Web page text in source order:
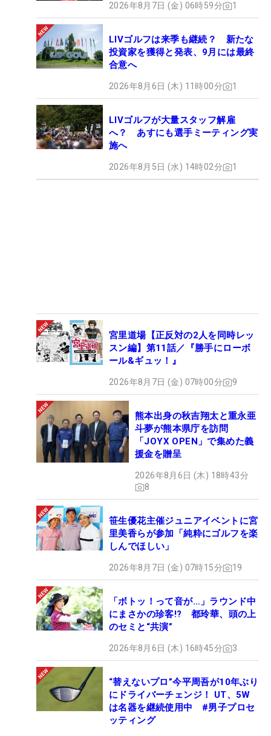
2026年8月7日 (金) 06時59分 1
LIVゴルフは来季も継続？ 新たな
投資家を獲得と発表、9月には最終
合意へ
2026年8月6日 (木) 11時00分 1
LIVゴルフが大量スタッフ解雇
へ？ あすにも選手ミーティング実
施へ
2026年8月5日 (水) 14時02分 1
宮里道場【正反対の2人を同時レッ
スン編】第11話／『勝手にローボ
ール&ギュッ！』
2026年8月7日 (金) 07時00分 9
熊本出身の秋吉翔太と重永亜
斗夢が熊本県庁を訪問
「JOYX OPEN」で集めた義
援金を贈呈
2026年8月6日 (木) 18時43分
8
笹生優花主催ジュニアイベントに宮
里美香らが参加「純粋にゴルフを楽
しんでほしい」
2026年8月7日 (金) 07時15分 19
「ボトッ！って音が…」ラウンド中
にまさかの珍客!? 都玲華、頭の上
のセミと“共演”
2026年8月6日 (木) 16時45分 3
“替えないプロ”今平周吾が10年ぶり
にドライバーチェンジ！ UT、5W
は名器を継続使用中 #男子プロセ
ッティング